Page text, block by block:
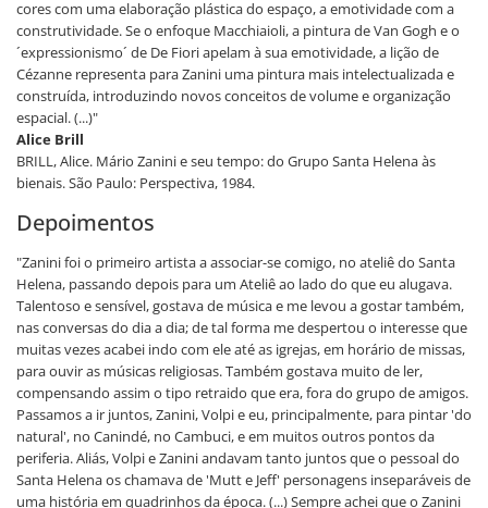
cores com uma elaboração plástica do espaço, a emotividade com a
construtividade. Se o enfoque Macchiaioli, a pintura de Van Gogh e o
´expressionismo´ de De Fiori apelam à sua emotividade, a lição de
Cézanne representa para Zanini uma pintura mais intelectualizada e
construída, introduzindo novos conceitos de volume e organização
espacial. (...)"
Alice Brill
BRILL, Alice. Mário Zanini e seu tempo: do Grupo Santa Helena às
bienais. São Paulo: Perspectiva, 1984.
Depoimentos
"Zanini foi o primeiro artista a associar-se comigo, no ateliê do Santa
Helena, passando depois para um Ateliê ao lado do que eu alugava.
Talentoso e sensível, gostava de música e me levou a gostar também,
nas conversas do dia a dia; de tal forma me despertou o interesse que
muitas vezes acabei indo com ele até as igrejas, em horário de missas,
para ouvir as músicas religiosas. Também gostava muito de ler,
compensando assim o tipo retraido que era, fora do grupo de amigos.
Passamos a ir juntos, Zanini, Volpi e eu, principalmente, para pintar 'do
natural', no Canindé, no Cambuci, e em muitos outros pontos da
periferia. Aliás, Volpi e Zanini andavam tanto juntos que o pessoal do
Santa Helena os chamava de 'Mutt e Jeff' personagens inseparáveis de
uma história em quadrinhos da época. (...) Sempre achei que o Zanini